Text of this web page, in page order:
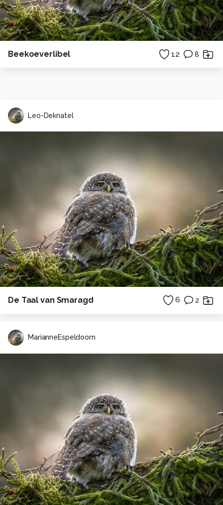
Beekoeverlibel 12 8
Leo-Deknatel
De Taal van Smaragd 6 2
MarianneEspeldoorn